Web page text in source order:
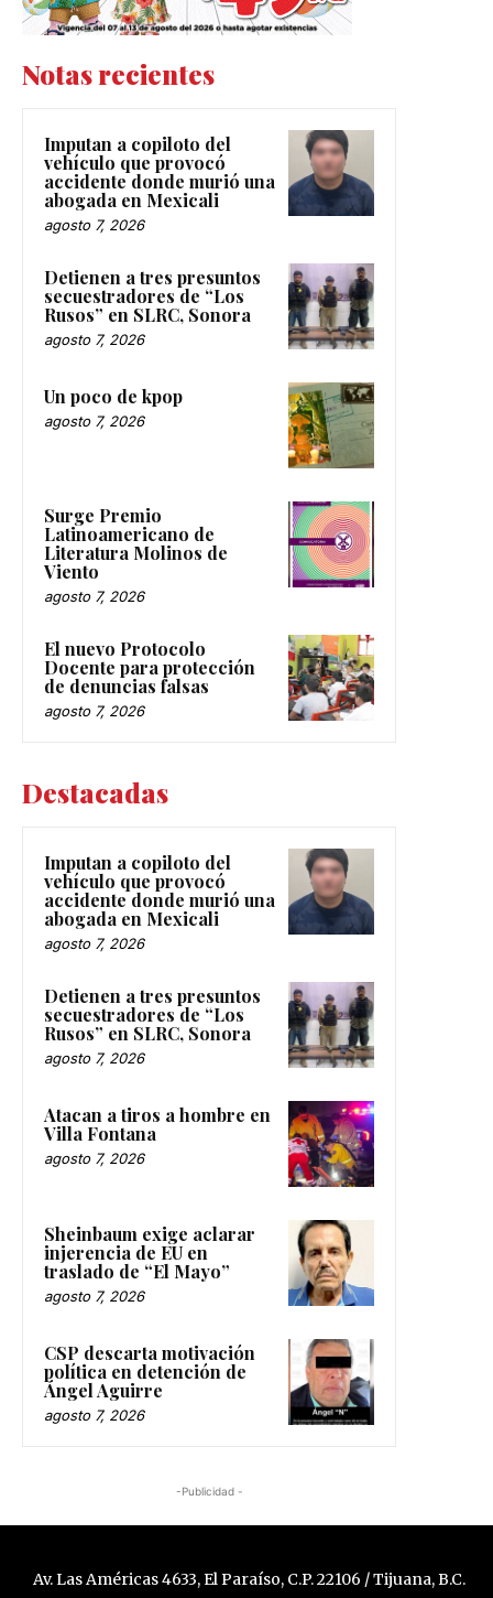
Notas recientes
Imputan a copiloto del
vehículo que provocó
accidente donde murió una
abogada en Mexicali
agosto 7, 2026
Detienen a tres presuntos
secuestradores de “Los
Rusos” en SLRC, Sonora
agosto 7, 2026
Un poco de kpop
agosto 7, 2026
Surge Premio
Latinoamericano de
Literatura Molinos de
Viento
agosto 7, 2026
El nuevo Protocolo
Docente para protección
de denuncias falsas
agosto 7, 2026
Destacadas
Imputan a copiloto del
vehículo que provocó
accidente donde murió una
abogada en Mexicali
agosto 7, 2026
Detienen a tres presuntos
secuestradores de “Los
Rusos” en SLRC, Sonora
agosto 7, 2026
Atacan a tiros a hombre en
Villa Fontana
agosto 7, 2026
Sheinbaum exige aclarar
injerencia de EU en
traslado de “El Mayo”
agosto 7, 2026
CSP descarta motivación
política en detención de
Ángel Aguirre
agosto 7, 2026
-Publicidad -
Av. Las Américas 4633, El Paraíso, C.P. 22106 / Tijuana, B.C.